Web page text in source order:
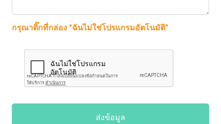
กรุณาติ๊กที่กล่อง "ฉันไม่ใช่โปรแกรมอัตโนมัติ"
ส่งข้อมูล